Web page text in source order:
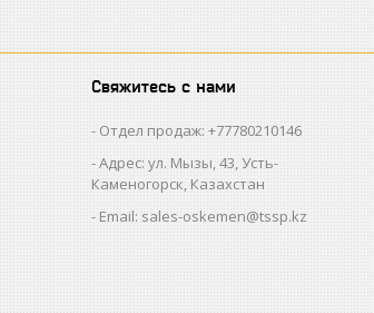
Свяжитесь с нами
Отдел продаж: +77780210146
Адрес: ул. Мызы, 43, Усть-
Каменогорск, Казахстан
Email: sales-oskemen@tssp.kz